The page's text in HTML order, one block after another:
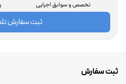
تخصص و سوابق اجرایی
ثبت سفارش
ثبت سفارش